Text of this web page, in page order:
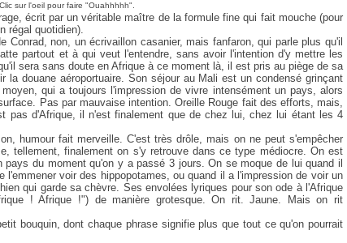
Clic sur l'oeil pour faire "Ouahhhhh".
écrit par un véritable maître de la formule fine qui fait mouche (pour
régal quotidien).
non, un écrivaillon casanier, mais fanfaron, qui parle plus qu'il
partout et à qui veut l'entendre, sans avoir l'intention d'y mettre les
sera sans doute en Afrique à ce moment là, il est pris au piège de sa
la douane aéroportuaire. Son séjour au Mali est un condensé grinçant
qui a toujours l'impression de vivre intensément un pays, alors
Pas par mauvaise intention. Oreille Rouge fait des efforts, mais,
pas d'Afrique, il n'est finalement que de chez lui, chez lui étant les 4
humour fait merveille. C'est très drôle, mais on ne peut s'empêcher
tellement, finalement on s'y retrouve dans ce type médiocre. On est
du moment qu'on y a passé 3 jours. On se moque de lui quand il
l'emmener voir des hippopotames, ou quand il a l'impression de voir un
qui garde sa chèvre. Ses envolées lyriques pour son ode à l'Afrique
! Afrique !") de manière grotesque. On rit. Jaune. Mais on rit
bouquin, dont chaque phrase signifie plus que tout ce qu'on pourrait